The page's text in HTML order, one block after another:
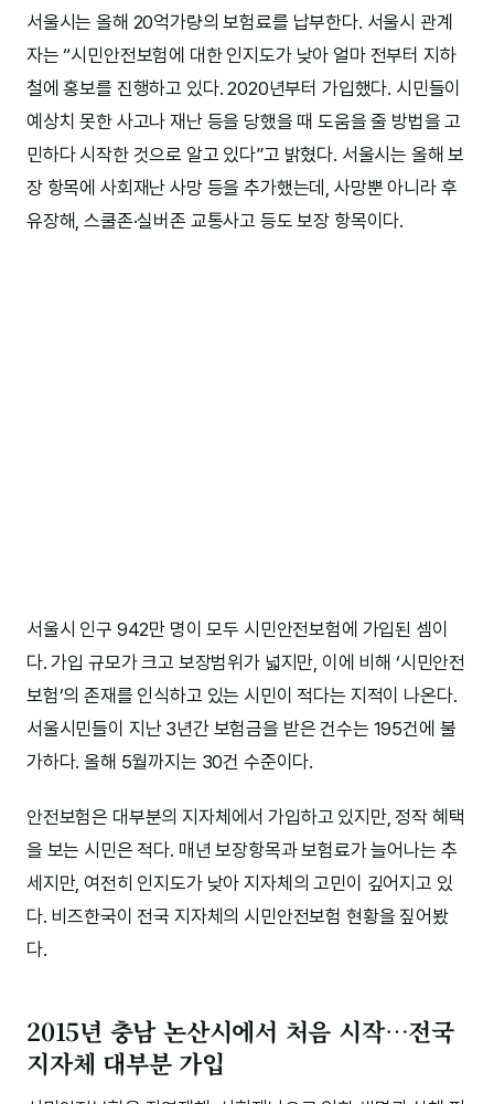
서울시는 올해 20억가량의 보험료를 납부한다. 서울시 관계
자는 “시민안전보험에 대한 인지도가 낮아 얼마 전부터 지하
철에 홍보를 진행하고 있다. 2020년부터 가입했다. 시민들이
예상치 못한 사고나 재난 등을 당했을 때 도움을 줄 방법을 고
민하다 시작한 것으로 알고 있다”고 밝혔다. 서울시는 올해 보
장 항목에 사회재난 사망 등을 추가했는데, 사망뿐 아니라 후
유장해, 스쿨존·실버존 교통사고 등도 보장 항목이다.
서울시 인구 942만 명이 모두 시민안전보험에 가입된 셈이
다. 가입 규모가 크고 보장범위가 넓지만, 이에 비해 ‘시민안전
보험’의 존재를 인식하고 있는 시민이 적다는 지적이 나온다.
서울시민들이 지난 3년간 보험금을 받은 건수는 195건에 불
가하다. 올해 5월까지는 30건 수준이다.
안전보험은 대부분의 지자체에서 가입하고 있지만, 정작 혜택
을 보는 시민은 적다. 매년 보장항목과 보험료가 늘어나는 추
세지만, 여전히 인지도가 낮아 지자체의 고민이 깊어지고 있
다. 비즈한국이 전국 지자체의 시민안전보험 현황을 짚어봤
다.
2015년 충남 논산시에서 처음 시작…전국
지자체 대부분 가입